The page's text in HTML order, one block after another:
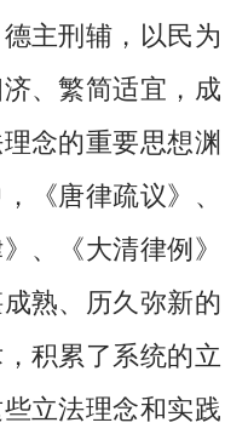
主刑辅，以民为
、繁简适宜，成
念的重要思想渊
《唐律疏议》、
、《大清律例》
熟、历久弥新的
积累了系统的立
立法理念和实践